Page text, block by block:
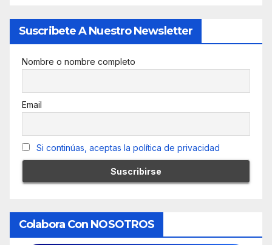
Suscribete A Nuestro Newsletter
Nombre o nombre completo
Email
Si continúas, aceptas la política de privacidad
Colabora Con NOSOTROS